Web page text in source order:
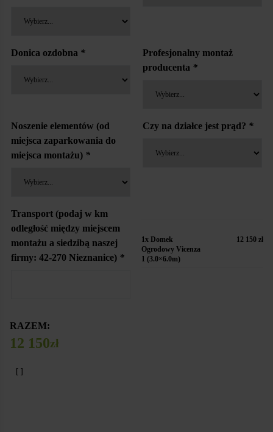
Donica ozdobna *
Profesjonalny montaż
producenta *
Noszenie elementów (od
miejsca zaparkowania do
miejsca montażu) *
Czy na działce jest prąd? *
Transport (podaj w km
odległość między miejscem
montażu a siedzibą naszej
firmy: 42-270 Nieznanice) *
1x Domek
Ogrodowy Vicenza
1 (3.0×6.0m)
12 150 zł
RAZEM:
12 150zł